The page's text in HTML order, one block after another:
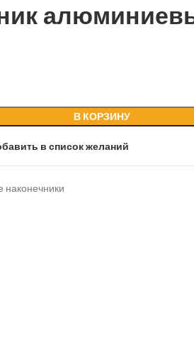
В КОРЗИНУ
в список желаний
наконечники